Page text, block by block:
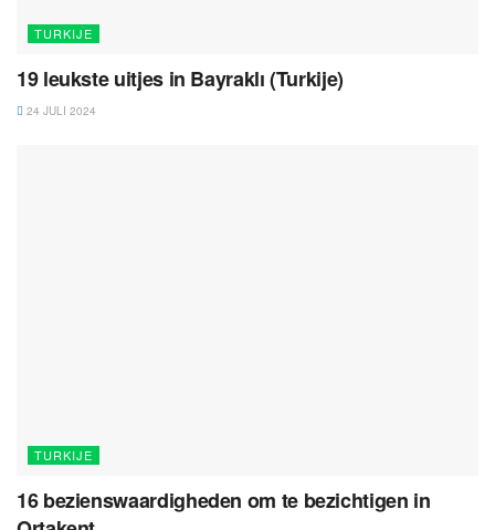
TURKIJE
19 leukste uitjes in Bayraklı (Turkije)
24 JULI 2024
TURKIJE
16 bezienswaardigheden om te bezichtigen in